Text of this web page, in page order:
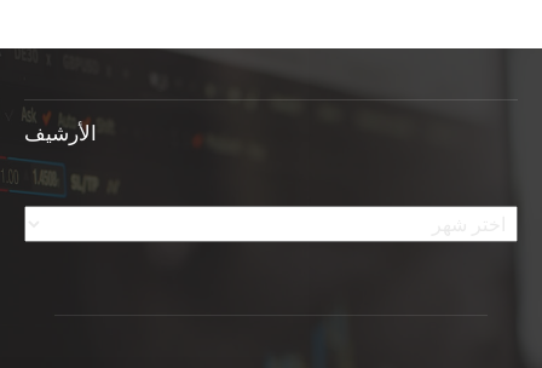
الأرشيف
الأرشيف